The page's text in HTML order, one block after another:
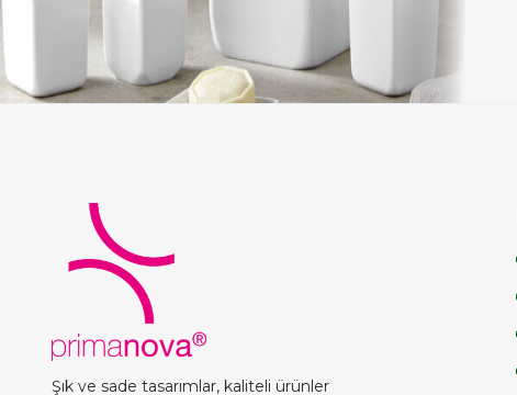
Şık ve sade tasarımlar, kaliteli ürünler